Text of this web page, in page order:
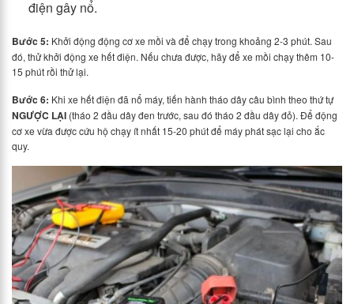
điện gây nổ.
Bước 5: Khởi động động cơ xe mồi và để chạy trong khoảng 2-3 phút. Sau
đó, thử khởi động xe hết điện. Nếu chưa được, hãy để xe mồi chạy thêm 10-
15 phút rồi thử lại.
Bước 6: Khi xe hết điện đã nổ máy, tiến hành tháo dây câu bình theo thứ tự
NGƯỢC LẠI (tháo 2 đầu dây đen trước, sau đó tháo 2 đầu dây đỏ). Để động
cơ xe vừa được cứu hộ chạy ít nhất 15-20 phút để máy phát sạc lại cho ắc
quy.